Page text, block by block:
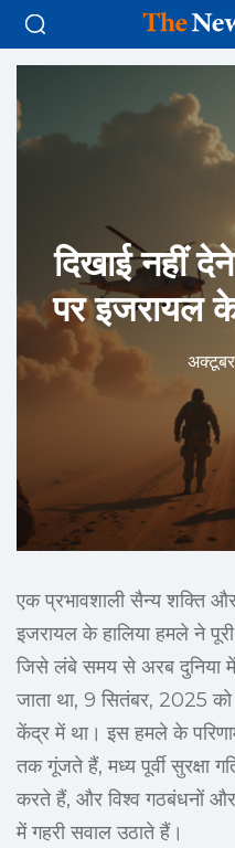
दिखाई नहीं
पर इजरायल
एक प्रभावशाली सैन्य शक्ति
इजरायल के हालिया हमले ने
जिसे लंबे समय से अरब दुनिया में
जाता था, 9 सितंबर, 2025
केंद्र में था। इस हमले के
तक गूंजते हैं, मध्य पूर्वी सुरक्षा
करते हैं, और विश्व गठबंधनों और
में गहरी सवाल उठाते हैं।